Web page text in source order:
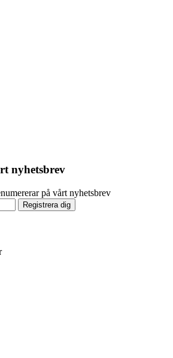
nyhetsbrev
på vårt nyhetsbrev
Registrera dig